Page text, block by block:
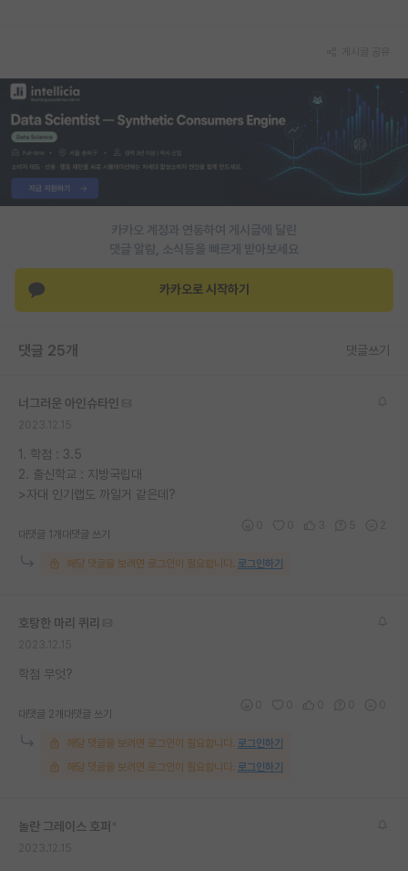
재팬라운지 🌸
카카오 계정과 연동하여 게시글에 달린
댓글 알람, 소식등을 빠르게 받아보세요
카카오로 시작하기
댓글 25개 댓글쓰기
너그러운 아인슈타인
1. 학점 : 3.5
2. 출신학교 : 지방국립대
>자대 인기랩도 까일거 같은데?
대댓글 1개 대댓글 쓰기
해당 댓글을 보려면 로그인이 필요합니다. 로그인하기
호탕한 마리 퀴리
학점 무엇?
대댓글 2개 대댓글 쓰기
해당 댓글을 보려면 로그인이 필요합니다. 로그인하기
해당 댓글을 보려면 로그인이 필요합니다. 로그인하기
놀란 그레이스 호퍼